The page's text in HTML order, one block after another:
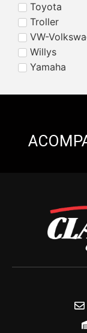
Toyota
Troller
VW-
Willys
Yamaha